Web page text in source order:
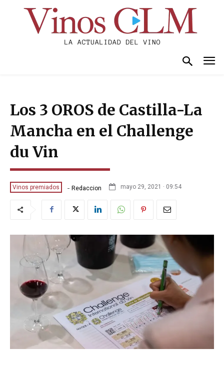
Los 3 OROS de Castilla-La
Mancha en el Challenge
du Vin
Vinos premiados - Redaccion mayo 29, 2021 · 09:54